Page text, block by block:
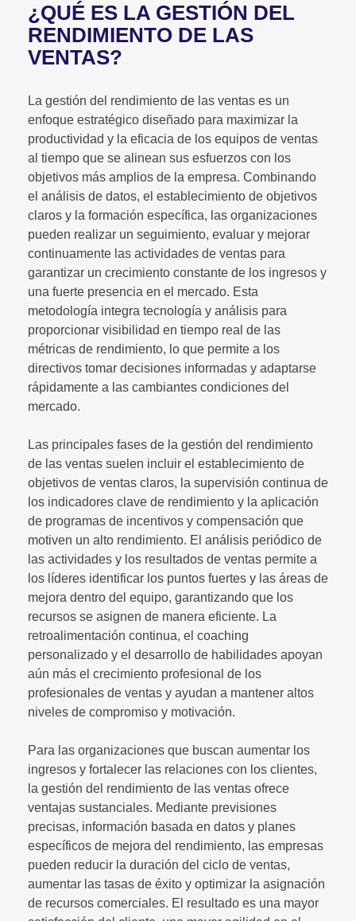
¿QUÉ ES LA GESTIÓN DEL
RENDIMIENTO DE LAS
VENTAS?
La gestión del rendimiento de las ventas es un
enfoque estratégico diseñado para maximizar la
productividad y la eficacia de los equipos de ventas
al tiempo que se alinean sus esfuerzos con los
objetivos más amplios de la empresa. Combinando
el análisis de datos, el establecimiento de objetivos
claros y la formación específica, las organizaciones
pueden realizar un seguimiento, evaluar y mejorar
continuamente las actividades de ventas para
garantizar un crecimiento constante de los ingresos y
una fuerte presencia en el mercado. Esta
metodología integra tecnología y análisis para
proporcionar visibilidad en tiempo real de las
métricas de rendimiento, lo que permite a los
directivos tomar decisiones informadas y adaptarse
rápidamente a las cambiantes condiciones del
mercado.
Las principales fases de la gestión del rendimiento
de las ventas suelen incluir el establecimiento de
objetivos de ventas claros, la supervisión continua de
los indicadores clave de rendimiento y la aplicación
de programas de incentivos y compensación que
motiven un alto rendimiento. El análisis periódico de
las actividades y los resultados de ventas permite a
los líderes identificar los puntos fuertes y las áreas de
mejora dentro del equipo, garantizando que los
recursos se asignen de manera eficiente. La
retroalimentación continua, el coaching
personalizado y el desarrollo de habilidades apoyan
aún más el crecimiento profesional de los
profesionales de ventas y ayudan a mantener altos
niveles de compromiso y motivación.
Para las organizaciones que buscan aumentar los
ingresos y fortalecer las relaciones con los clientes,
la gestión del rendimiento de las ventas ofrece
ventajas sustanciales. Mediante previsiones
precisas, información basada en datos y planes
específicos de mejora del rendimiento, las empresas
pueden reducir la duración del ciclo de ventas,
aumentar las tasas de éxito y optimizar la asignación
de recursos comerciales. El resultado es una mayor